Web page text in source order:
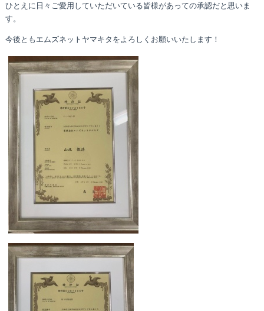
ひとえに日々ご愛用していただいている皆様があっての承認だと思いま
す。
今後ともエムズネットヤマキタをよろしくお願いいたします！